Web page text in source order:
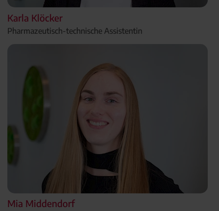
Karla Klöcker
Pharmazeutisch-technische Assistentin
Mia Middendorf